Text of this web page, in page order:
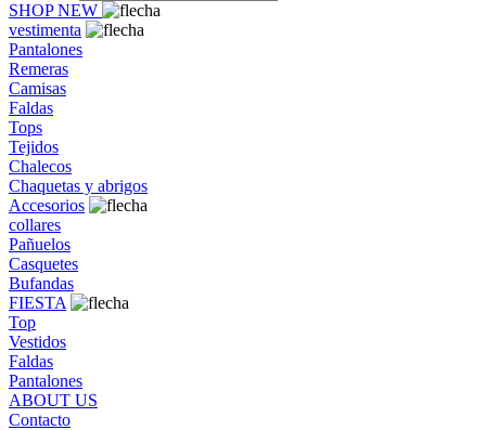
SHOP NEW
vestimenta
Pantalones
Remeras
Camisas
Faldas
Tops
Tejidos
Chalecos
Chaquetas y abrigos
Accesorios
collares
Pañuelos
Casquetes
Bufandas
FIESTA
Top
Vestidos
Faldas
Pantalones
ABOUT US
Contacto